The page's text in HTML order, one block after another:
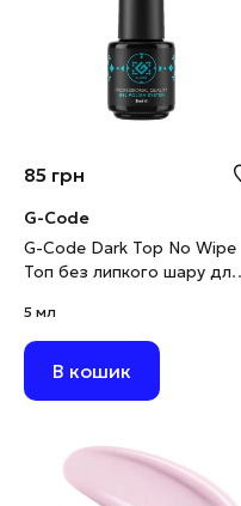
85 грн
G-Code
G-Code Dark Top No Wipe
Топ без липкого шару для
5 мл
5 мл
В кошик